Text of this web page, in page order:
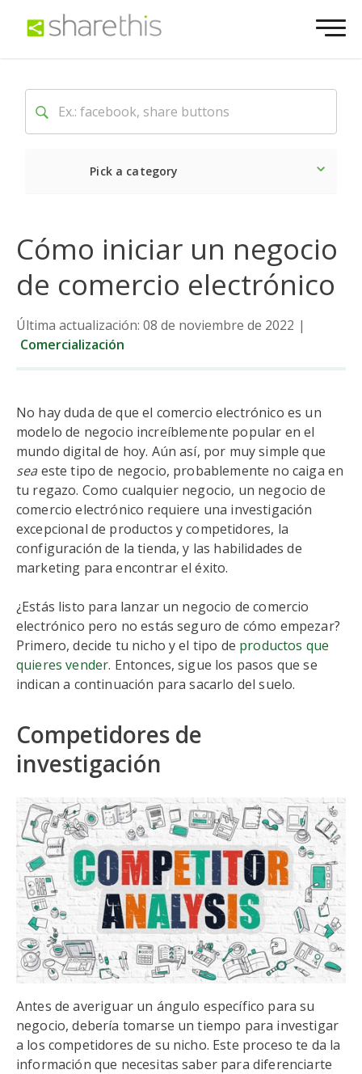
Pick a category
Cómo iniciar un negocio
de comercio electrónico
Última actualización: 08 de noviembre de 2022 |
Comercialización
No hay duda de que el comercio electrónico es un
modelo de negocio increíblemente popular en el
mundo digital de hoy. Aún así, por muy simple que
sea este tipo de negocio, probablemente no caiga en
tu regazo. Como cualquier negocio, un negocio de
comercio electrónico requiere una investigación
excepcional de productos y competidores, la
configuración de la tienda, y las habilidades de
marketing para encontrar el éxito.
¿Estás listo para lanzar un negocio de comercio
electrónico pero no estás seguro de cómo empezar?
Primero, decide tu nicho y el tipo de productos que
quieres vender. Entonces, sigue los pasos que se
indican a continuación para sacarlo del suelo.
Competidores de
investigación
Antes de averiguar un ángulo específico para su
negocio, debería tomarse un tiempo para investigar
a los competidores de su nicho. Este proceso te da la
información que necesitas saber para diferenciarte